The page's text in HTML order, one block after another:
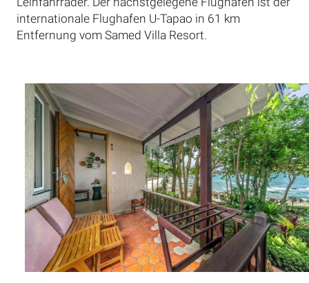
internationale Flughafen U-Tapao in 61 km
Entfernung vom Samed Villa Resort.